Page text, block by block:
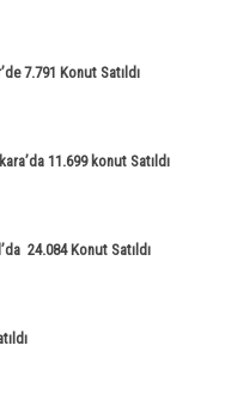
7.791 Konut Satıldı
11.699 konut Satıldı
24.084 Konut Satıldı